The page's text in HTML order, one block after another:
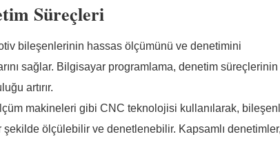
Süreçleri
bileşenlerinin hassas ölçümünü ve denetimini
sağlar. Bilgisayar programlama, denetim süreçlerinin
artırır.
makineleri gibi CNC teknolojisi kullanılarak,
ölçülebilir ve denetlenebilir. Kapsamlı denetimler,